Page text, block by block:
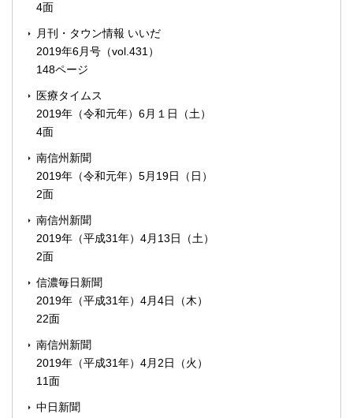
4面
月刊・タウン情報 いいだ
2019年6月号（vol.431）
148ページ
医療タイムス
2019年（令和元年）6月１日（土）
4面
南信州新聞
2019年（令和元年）5月19日（日）
2面
南信州新聞
2019年（平成31年）4月13日（土）
2面
信濃毎日新聞
2019年（平成31年）4月4日（木）
22面
南信州新聞
2019年（平成31年）4月2日（火）
11面
中日新聞